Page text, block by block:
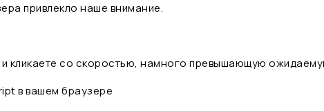
привлекло наше внимание.
кликаете со скоростью, намного превышающую
в вашем браузере